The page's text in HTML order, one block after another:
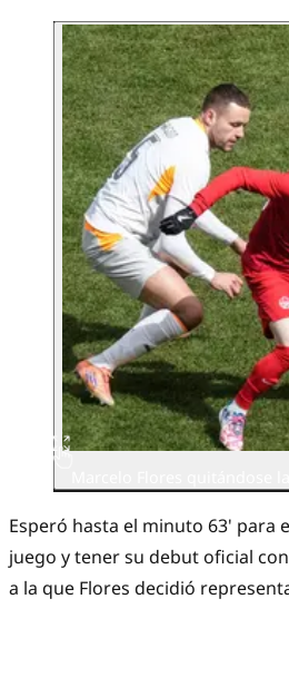
Esperó hasta el minuto 63' para
juego y tener su debut oficial
a la que Flores decidió